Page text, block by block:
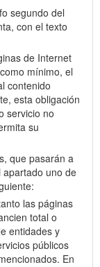
segundo del
con el texto
de Internet
mínimo, el
contenido
esta obligación
servicio no
su
que pasarán a
uno de
las páginas
total o
entidades y
públicos
En